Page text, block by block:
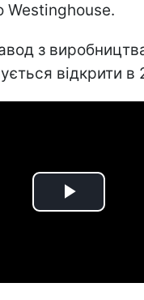
Westinghouse.
з
відкрити в
Play